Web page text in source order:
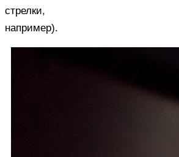
стрелки,
например).